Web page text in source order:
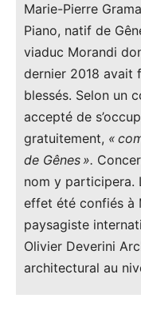
Marie-Pierre
Piano, natif de
viaduc Morandi
dernier 2018 avait
blessés. Selon un
accepté de
gratuitement, «
de Gênes».
nom y participera.
effet été confiés à
paysagiste
Olivier Deverini
architectural au